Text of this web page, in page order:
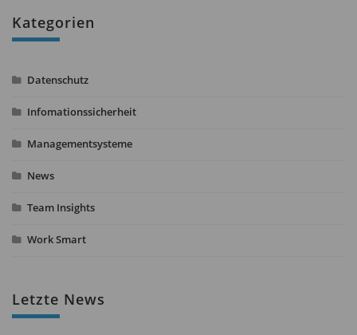
Kategorien
Datenschutz
Infomationssicherheit
Managementsysteme
News
Team Insights
Work Smart
Letzte News